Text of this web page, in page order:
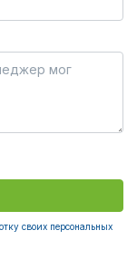
своих персональных